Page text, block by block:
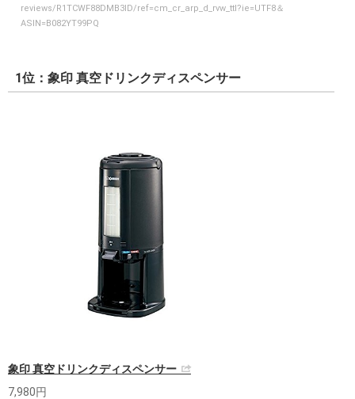
reviews/R1TCWF88DMB3ID/ref=cm_cr_arp_d_rvw_ttl?ie=UTF8＆
ASIN=B082YT99PQ
1位：象印 真空ドリンクディスペンサー
象印 真空ドリンクディスペンサー
7,980円